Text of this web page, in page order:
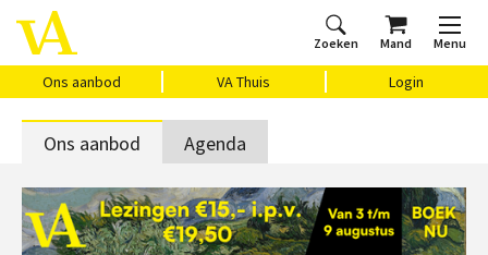
Zoeken Mand Menu
Ons aanbod VA Thuis Login
Home
Ons aanbod
Agenda
VAthuis
Over ons
Vragen?
Cadeaubon
Ons aanbod Agenda